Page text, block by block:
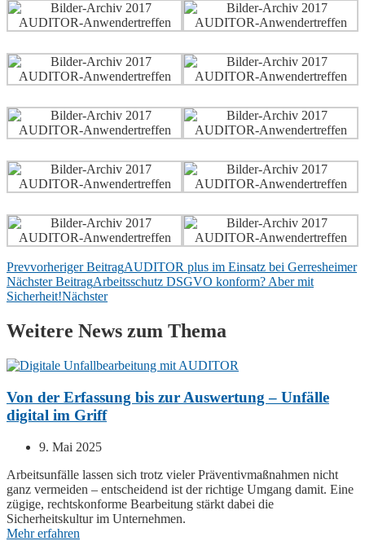
Prevvorheriger BeitragAUDITOR plus im Einsatz bei Gerresheimer
Nächster BeitragArbeitsschutz DSGVO konform? Aber mit
Sicherheit!Nächster
Weitere News zum Thema
Von der Erfassung bis zur Auswertung – Unfälle
digital im Griff
9. Mai 2025
Arbeitsunfälle lassen sich trotz vieler Präventivmaßnahmen nicht
ganz vermeiden – entscheidend ist der richtige Umgang damit. Eine
zügige, rechtskonforme Bearbeitung stärkt dabei die
Sicherheitskultur im Unternehmen.
Mehr erfahren